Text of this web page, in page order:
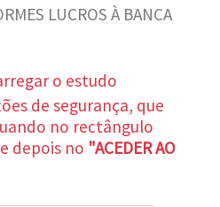
LUCROS À BANCA
o estudo
de segurança, que
no rectângulo
depois no "ACEDER AO